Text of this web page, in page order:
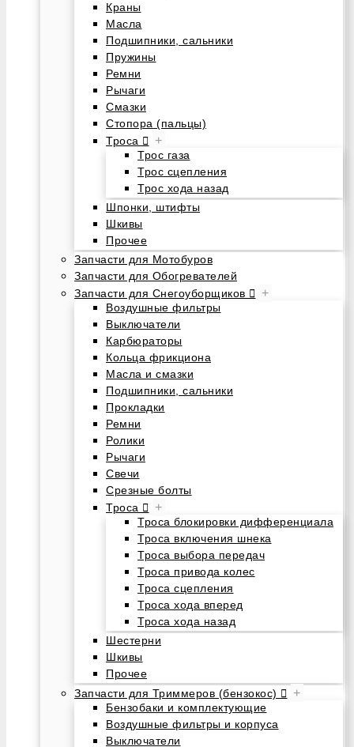
Краны
Масла
Подшипники, сальники
Пружины
Ремни
Рычаги
Смазки
Стопора (пальцы)
Троса
+
Трос газа
Трос сцепления
Трос хода назад
Шпонки, штифты
Шкивы
Прочее
Запчасти для Мотобуров
Запчасти для Обогревателей
Запчасти для Снегоуборщиков
+
Воздушные фильтры
Выключатели
Карбюраторы
Кольца фрикциона
Масла и смазки
Подшипники, сальники
Прокладки
Ремни
Ролики
Рычаги
Свечи
Срезные болты
Троса
+
Троса блокировки дифференциала
Троса включения шнека
Троса выбора передач
Троса привода колес
Троса сцепления
Троса хода вперед
Троса хода назад
Шестерни
Шкивы
Прочее
Запчасти для Триммеров (бензокос)
+
Бензобаки и комплектующие
Воздушные фильтры и корпуса
Выключатели